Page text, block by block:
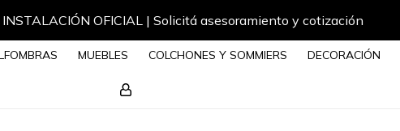
INSTALACIÓN OFICIAL | Solicitá asesoramiento y cotización
MUEBLES COLCHONES Y SOMMIERS DECORACIÓN